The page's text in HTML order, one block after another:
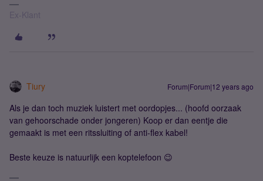
Ex-Klant
Tiury Forum|Forum|12 years ago
Als je dan toch muziek luistert met oordopjes... (hoofd oorzaak
van gehoorschade onder jongeren) Koop er dan eentje die
gemaakt is met een ritssluiting of anti-flex kabel!
Beste keuze is natuurlijk een koptelefoon 😉